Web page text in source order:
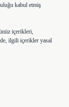
kabul etmiş
içerikleri,
ilgili içerikler yasal